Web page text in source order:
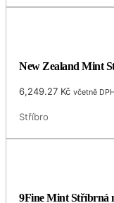
New Zealand Mint
6,249.27 Kč včetně DPH
Stříbro
9Fine Mint Stříbrná